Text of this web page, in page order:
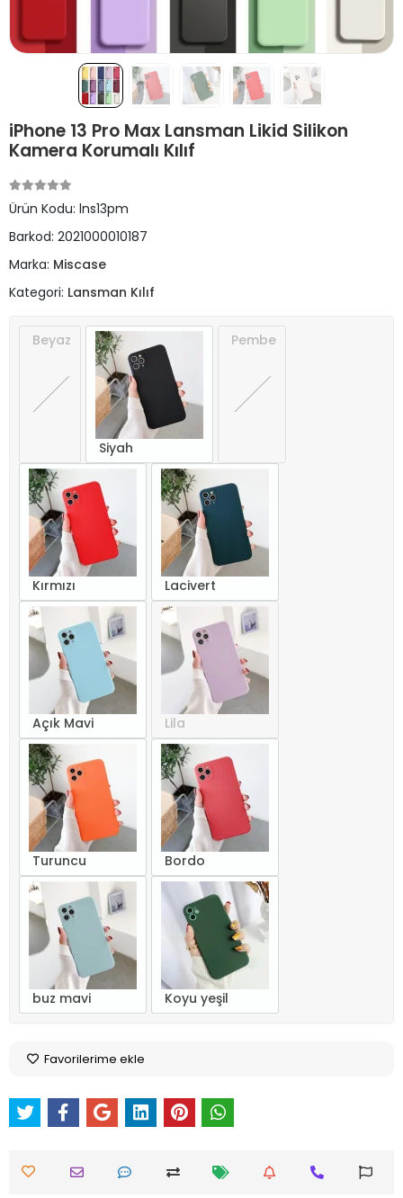
iPhone 13 Pro Max Lansman Likid Silikon
Kamera Korumalı Kılıf
Ürün Kodu: lns13pm
Barkod: 2021000010187
Marka: Miscase
Kategori: Lansman Kılıf
Beyaz
Siyah
Pembe
Kırmızı Lacivert
Açık Mavi Lila
Turuncu Bordo
buz mavi Koyu yeşil
Favorilerime ekle